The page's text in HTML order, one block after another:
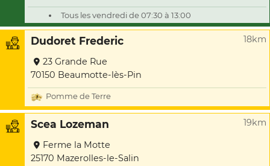
Tous les vendredi de 07:30 à 13:00
Dudoret Frederic 18km
23 Grande Rue
70150 Beaumotte-lès-Pin
Pomme de Terre
Scea Lozeman 19km
Ferme la Motte
25170 Mazerolles-le-Salin